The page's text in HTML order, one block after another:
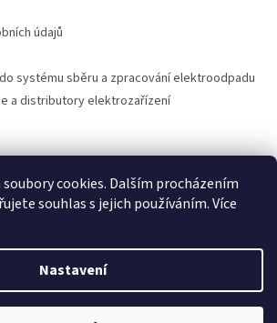
cookies. Dalším procházením
souhlas s jejich používáním. Více
Nastavení
údajů
systému sběru a zpracování elektroodpadu
a distributory elektrozařízení
Vytvořil Shoptet